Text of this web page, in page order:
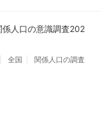
人口の意識調査202
全国
関係人口の調査